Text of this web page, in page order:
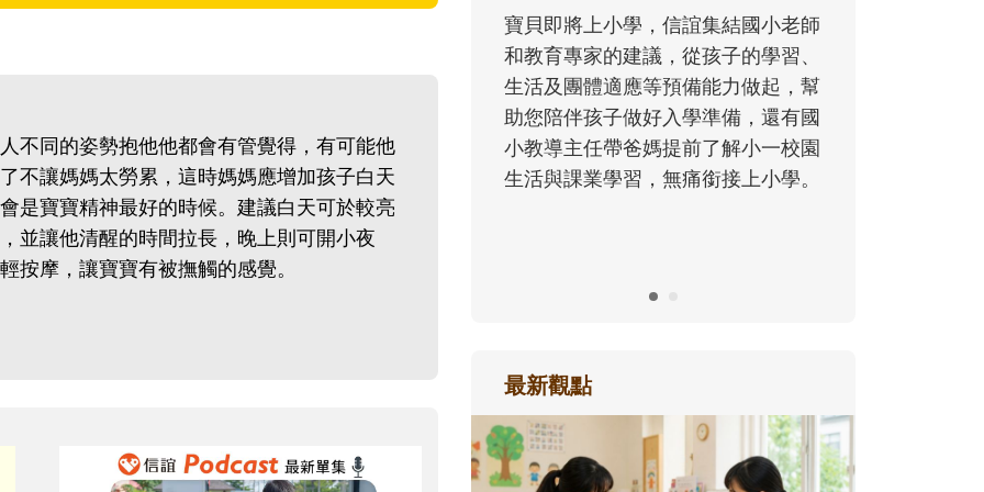
不同的姿勢抱他他都會有管覺得，有可能他
不讓媽媽太勞累，這時媽媽應增加孩子白天
是寶寶精神最好的時候。建議白天可於較亮
並讓他清醒的時間拉長，晚上則可開小夜
按摩，讓寶寶有被撫觸的感覺。
寶貝即將上小學，信誼集結國小老師
和教育專家的建議，從孩子的學習、
生活及團體適應等預備能力做起，幫
助您陪伴孩子做好入學準備，還有國
小教導主任帶爸媽提前了解小一校園
生活與課業學習，無痛銜接上小學。
最新觀點